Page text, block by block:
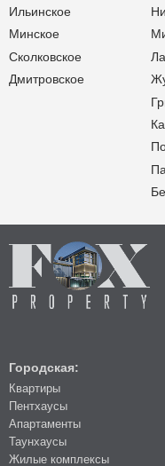
Ильинское
Минское
Сколковское
Дмитровское
Городская:
Квартиры
Пентхаусы
Апартаменты
Таунхаусы
Жилые комплексы